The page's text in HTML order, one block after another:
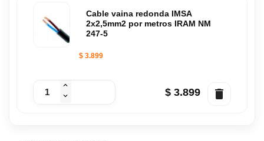
Cable vaina redonda IMSA
2x2,5mm2 por metros IRAM NM
247-5
$ 3.899
$ 3.899 delete